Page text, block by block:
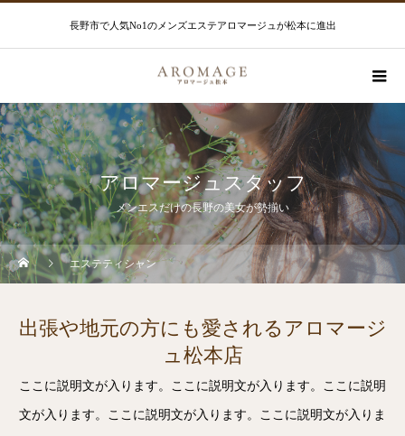
長野市で人気No1のメンズエステアロマージュが松本に進出
アロマージュスタッフ
メンエスだけの長野の美女が勢揃い
エステティシャン
出張や地元の方にも愛されるアロマージ
ュ松本店
ここに説明文が入ります。ここに説明文が入ります。ここに説明
文が入ります。ここに説明文が入ります。ここに説明文が入りま